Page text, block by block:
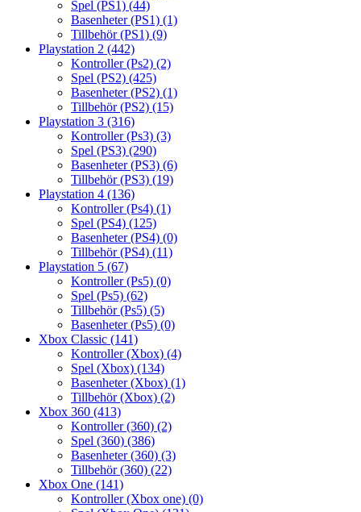
Spel (PS1) (44)
Basenheter (PS1) (1)
Tillbehör (PS1) (9)
Playstation 2 (442)
Kontroller (Ps2) (2)
Spel (PS2) (425)
Basenheter (PS2) (1)
Tillbehör (PS2) (15)
Playstation 3 (316)
Kontroller (Ps3) (3)
Spel (PS3) (290)
Basenheter (PS3) (6)
Tillbehör (PS3) (19)
Playstation 4 (136)
Kontroller (Ps4) (1)
Spel (PS4) (125)
Basenheter (PS4) (0)
Tillbehör (PS4) (11)
Playstation 5 (67)
Kontroller (Ps5) (0)
Spel (Ps5) (62)
Tillbehör (Ps5) (5)
Basenheter (Ps5) (0)
Xbox Classic (141)
Kontroller (Xbox) (4)
Spel (Xbox) (134)
Basenheter (Xbox) (1)
Tillbehör (Xbox) (2)
Xbox 360 (413)
Kontroller (360) (2)
Spel (360) (386)
Basenheter (360) (3)
Tillbehör (360) (22)
Xbox One (141)
Kontroller (Xbox one) (0)